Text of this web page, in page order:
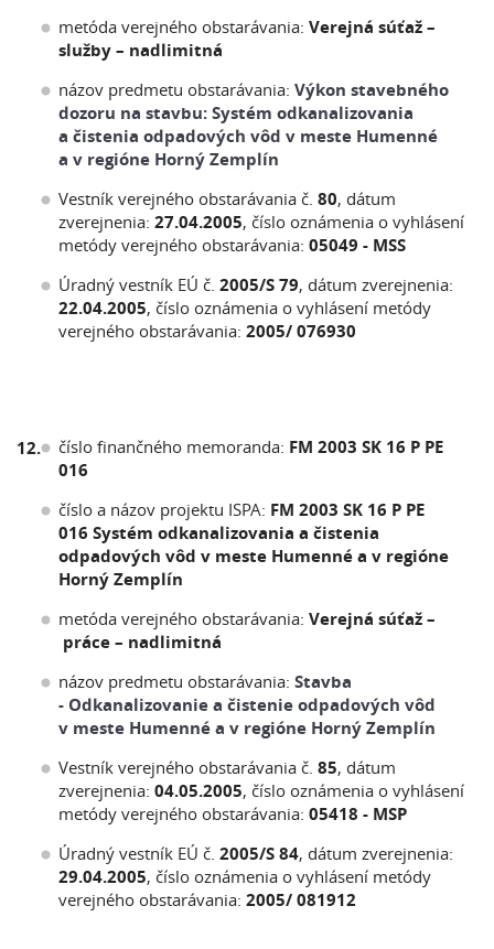
metóda verejného obstarávania: Verejná súťaž –
služby – nadlimitná
názov predmetu obstarávania: Výkon stavebného
dozoru na stavbu: Systém odkanalizovania
a čistenia odpadových vôd v meste Humenné
a v regióne Horný Zemplín
Vestník verejného obstarávania č. 80, dátum
zverejnenia: 27.04.2005, číslo oznámenia o vyhlásení
metódy verejného obstarávania: 05049 - MSS
Úradný vestník EÚ č. 2005/S 79, dátum zverejnenia:
22.04.2005, číslo oznámenia o vyhlásení metódy
verejného obstarávania: 2005/ 076930
12. číslo finančného memoranda: FM 2003 SK 16 P PE
016
číslo a názov projektu ISPA: FM 2003 SK 16 P PE
016 Systém odkanalizovania a čistenia
odpadových vôd v meste Humenné a v regióne
Horný Zemplín
metóda verejného obstarávania: Verejná súťaž –
práce – nadlimitná
názov predmetu obstarávania: Stavba
- Odkanalizovanie a čistenie odpadových vôd
v meste Humenné a v regióne Horný Zemplín
Vestník verejného obstarávania č. 85, dátum
zverejnenia: 04.05.2005, číslo oznámenia o vyhlásení
metódy verejného obstarávania: 05418 - MSP
Úradný vestník EÚ č. 2005/S 84, dátum zverejnenia:
29.04.2005, číslo oznámenia o vyhlásení metódy
verejného obstarávania: 2005/ 081912